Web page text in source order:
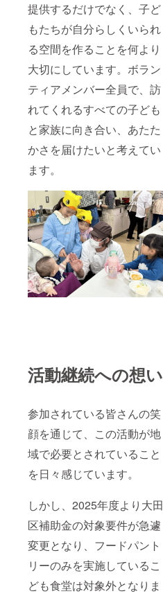
提供するだけでなく、子ど
もたちが自分らしくいられ
る空間を作ることを何より
大切にしています。ボラン
ティアメンバー全員で、訪
れてくれるすべての子ども
と家族に向き合い、あたた
かさを届けたいと考えてい
ます。
活動継続への想い
参加されている皆さんの笑
顔を通じて、この活動が地
域で必要とされていること
を日々感じています。
しかし、2025年度より大田
区補助金の対象要件が急遽
変更となり、フードパント
リーのみを実施しているこ
ども食堂は対象外となりま